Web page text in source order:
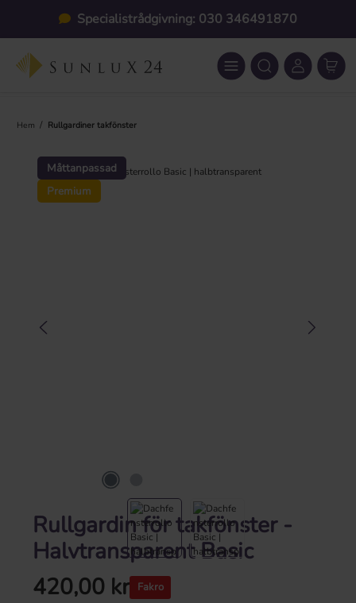
Hoppa till huvudinnehållSpecialistrådgivning: 030 346491870
Hem / Rullgardiner takfönster
Måttanpassad
Premium
Hoppa över bildgalleri
Rullgardin för takfönster -
Halvtransparent Basic
Ordinarie pris:
420,00 kr Fakro